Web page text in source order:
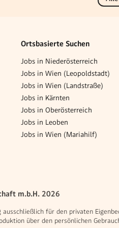
Ortsbasierte Suchen
Jobs in Niederösterreich
Jobs in Wien (Leopoldstadt)
Jobs in Wien (Landstraße)
Jobs in Kärnten
Jobs in Oberösterreich
Jobs in Leoben
Jobs in Wien (Mariahilf)
m.b.H. 2026
für den privaten
über den persönlichen